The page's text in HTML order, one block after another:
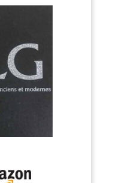
: Vous en avez assez
vos coussins ? Nos
de particules
et stabilité. De plus,
avec des sangles, des
un maintien optimal
fauteuils inclinables, les
etc. Personnalisez
besoin est incurvé, en